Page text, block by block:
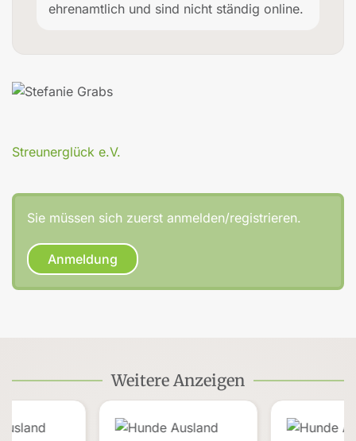
ehrenamtlich und sind nicht ständig online.
Streunerglück e.V.
Sie müssen sich zuerst anmelden/registrieren.
Anmeldung
Weitere Anzeigen